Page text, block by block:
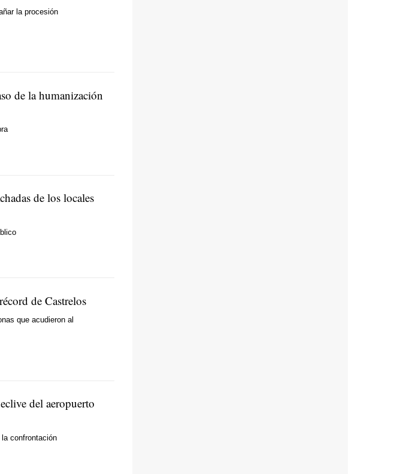
la procesión
de la humanización
de los locales
de Castrelos
que acudieron al
del aeropuerto
confrontación